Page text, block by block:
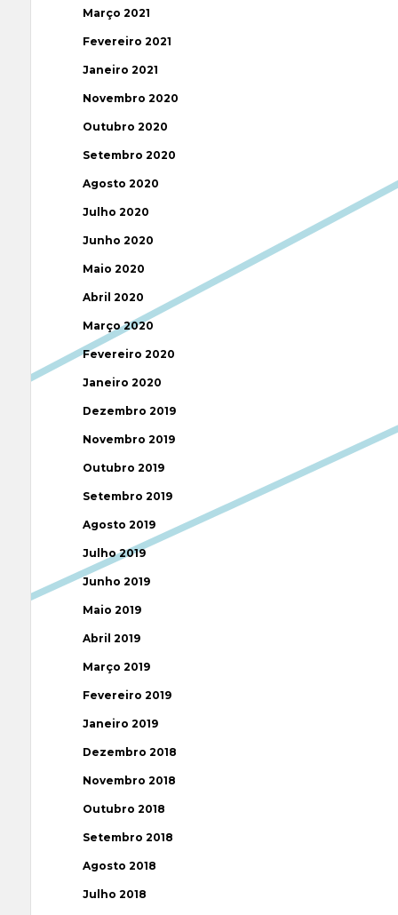
Março 2021
Fevereiro 2021
Janeiro 2021
Novembro 2020
Outubro 2020
Setembro 2020
Agosto 2020
Julho 2020
Junho 2020
Maio 2020
Abril 2020
Março 2020
Fevereiro 2020
Janeiro 2020
Dezembro 2019
Novembro 2019
Outubro 2019
Setembro 2019
Agosto 2019
Julho 2019
Junho 2019
Maio 2019
Abril 2019
Março 2019
Fevereiro 2019
Janeiro 2019
Dezembro 2018
Novembro 2018
Outubro 2018
Setembro 2018
Agosto 2018
Julho 2018